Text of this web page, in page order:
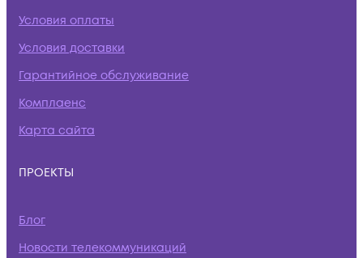
Условия оплаты
Условия доставки
Гарантийное обслуживание
Комплаенс
Карта сайта
ПРОЕКТЫ
Блог
Новости телекоммуникаций